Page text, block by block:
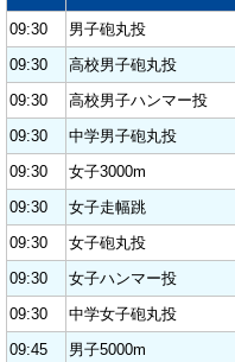
09:30 男子砲丸投
09:30
高校男子砲丸投
09:30
高校男子ハンマー投
09:30
中学男子砲丸投
09:30
女子3000m
09:30
女子走幅跳
09:30
女子砲丸投
09:30
女子ハンマー投
09:30
中学女子砲丸投
09:45
男子5000m